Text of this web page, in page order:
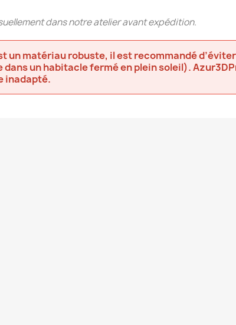
dans notre atelier avant expédition.
un matériau robuste, il est recommandé
un habitacle fermé en plein soleil).
inadapté.